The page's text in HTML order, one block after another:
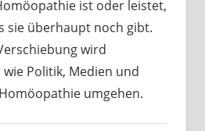
ist oder leistet,
sie überhaupt noch gibt.
wird
Politik, Medien und
umgehen.